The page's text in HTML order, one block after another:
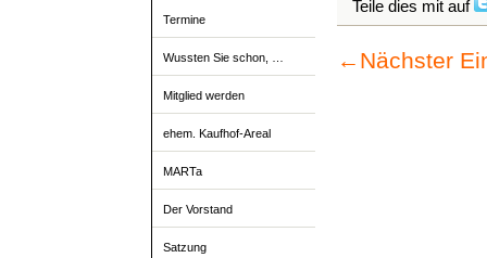
Termine
Wussten Sie schon, …
Mitglied werden
ehem. Kaufhof-Areal
MARTa
Der Vorstand
Satzung
Teile dies mit auf
← Nächster